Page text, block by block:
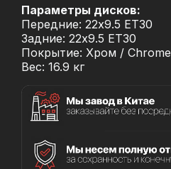
Параметры дисков:
Передние: 22x9.5 ET30
Задние: 22x9.5 ET30
Покрытие: Хром / Chrome
Вес: 16.9 кг